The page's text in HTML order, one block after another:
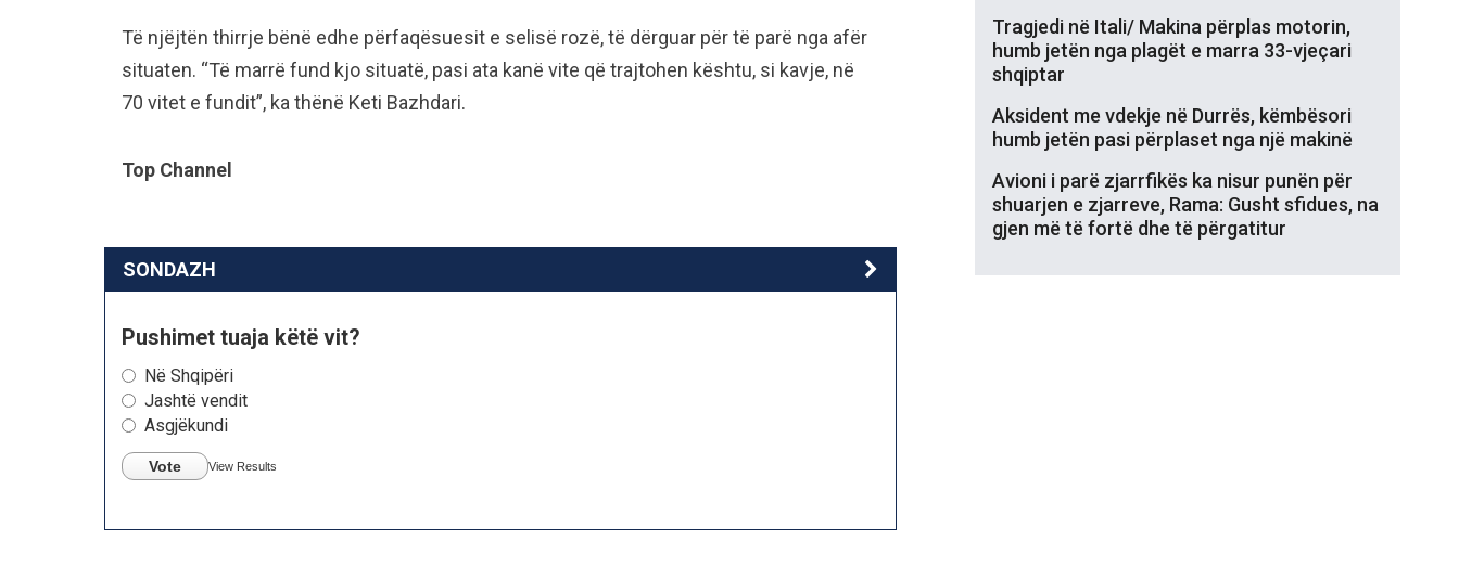
Të njëjtën thirrje bënë edhe përfaqësuesit e selisë rozë, të dërguar për të parë nga afër
situaten. “Të marrë fund kjo situatë, pasi ata kanë vite që trajtohen kështu, si kavje, në
70 vitet e fundit”, ka thënë Keti Bazhdari.
Top Channel
SONDAZH
Pushimet tuaja këtë vit?
Në Shqipëri
Jashtë vendit
Asgjëkundi
Vote View Results
Tragjedi në Itali/ Makina përplas motorin,
humb jetën nga plagët e marra 33-vjeçari
shqiptar
Aksident me vdekje në Durrës, këmbësori
humb jetën pasi përplaset nga një makinë
Avioni i parë zjarrfikës ka nisur punën për
shuarjen e zjarreve, Rama: Gusht sfidues, na
gjen më të fortë dhe të përgatitur